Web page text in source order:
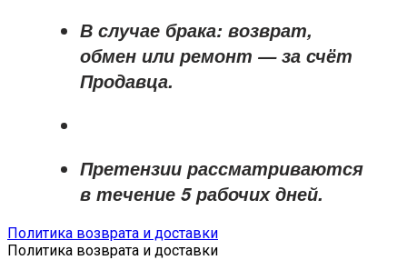
В случае брака: возврат,
обмен или ремонт —за счёт
Продавца.
Претензии рассматриваются
в течение 5 рабочих дней.
Политика возврата и доставки
Политика возврата и доставки